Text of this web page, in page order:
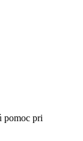
pomoc pri